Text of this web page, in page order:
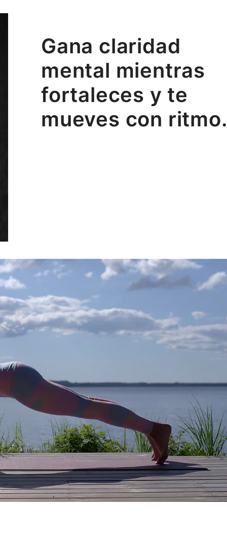
Gana claridad
mental mientras
fortaleces y te
mueves con